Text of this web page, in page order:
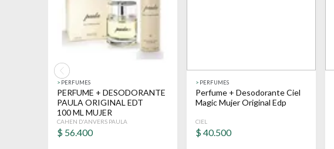
> PERFUMES
PERFUME + DESODORANTE
PAULA ORIGINAL EDT
100 ML MUJER
CAHEN D'ANVERS PAULA
$ 56.400
> PERFUMES
Perfume + Desodorante Ciel
Magic Mujer Original Edp
CIEL
$40.500